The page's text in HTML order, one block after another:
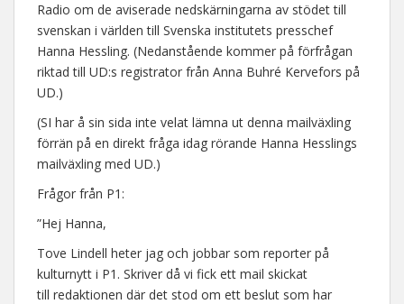
Radio om de aviserade nedskärningarna av stödet till
svenskan i världen till Svenska institutets presschef
Hanna Hessling. (Nedanstående kommer på förfrågan
riktad till UD:s registrator från Anna Buhré Kervefors på
UD.)
(SI har å sin sida inte velat lämna ut denna mailväxling
förrän på en direkt fråga idag rörande Hanna Hesslings
mailväxling med UD.)
Frågor från P1:
”Hej Hanna,
Tove Lindell heter jag och jobbar som reporter på
kulturnytt i P1. Skriver då vi fick ett mail skickat
till redaktionen där det stod om ett beslut som har